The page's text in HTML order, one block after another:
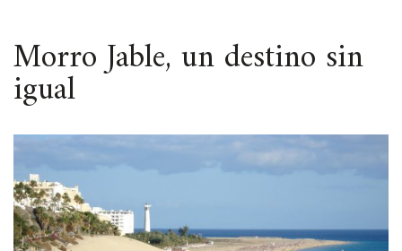
ESPACIO
Morro Jable, un destino sin
igual